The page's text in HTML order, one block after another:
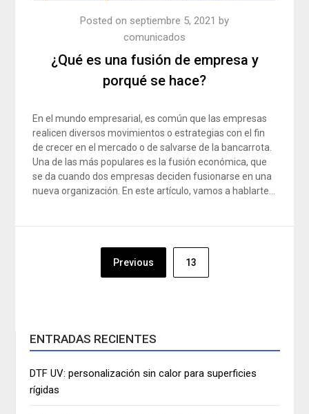
¿Qué es una fusión de empresa y
porqué se hace?
Posted on septiembre 5, 2021 by
comunicados
En el mundo empresarial, es común que las empresas
realicen diversos movimientos o estrategias con el fin
de crecer en el mercado o de salvarse de la bancarrota.
Una de las más populares es la fusión económica, que
se da cuando dos empresas deciden fusionarse en una
nueva organización. En este artículo, vamos a hablarte…
Navegación
Previous 13
ENTRADAS RECIENTES
DTF UV: personalización sin calor para superficies
rígidas